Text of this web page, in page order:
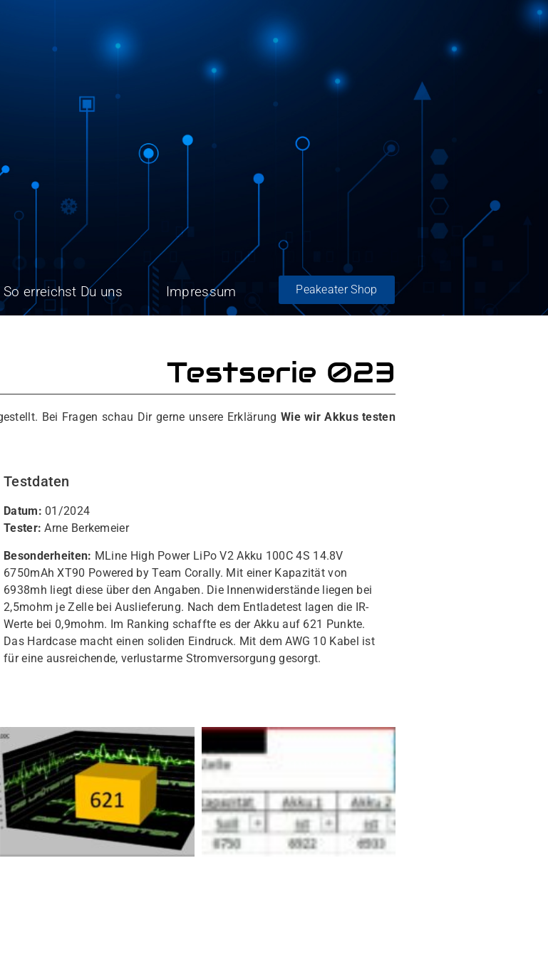
So erreichst Du uns Impressum Peakeater Shop
Testserie 023
Bei Fragen schau Dir gerne unsere Erklärung Wie wir Akkus testen
Testdaten
Datum: 01/2024
Tester: Arne Berkemeier
Besonderheiten: MLine High Power LiPo V2 Akku 100C 4S 14.8V
6750mAh XT90 Powered by Team Corally. Mit einer Kapazität von
6938mh liegt diese über den Angaben. Die Innenwiderstände liegen bei
2,5mohm je Zelle bei Auslieferung. Nach dem Entladetest lagen die IR-
Werte bei 0,9mohm. Im Ranking schaffte es der Akku auf 621 Punkte.
Das Hardcase macht einen soliden Eindruck. Mit dem AWG 10 Kabel ist
für eine ausreichende, verlustarme Stromversorgung gesorgt.